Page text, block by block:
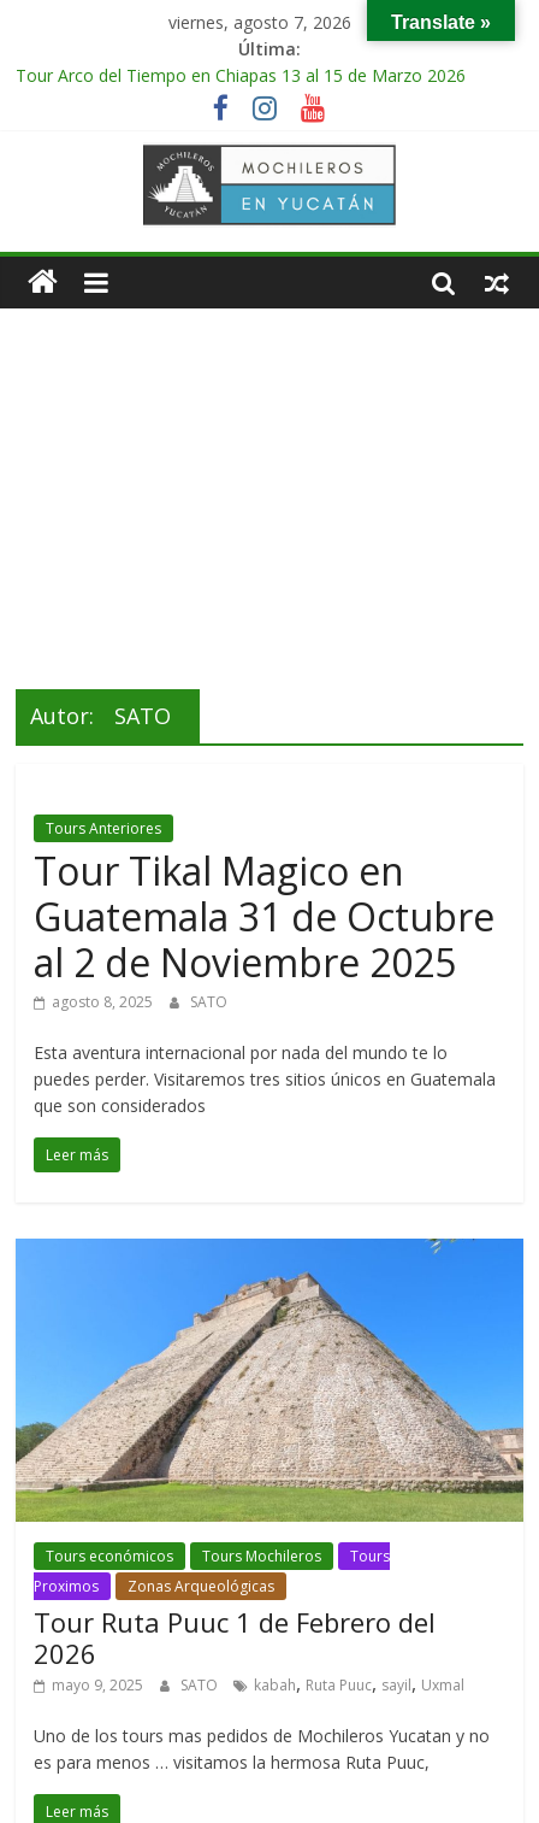
viernes, agosto 7, 2026
Última:
Tour Arco del Tiempo en Chiapas 13 al 15 de Marzo 2026
Tour Tikal Magico en Guatemala 31 de Octubre al 2 de
Tour Ruta Puuc 1 de Febrero del 2026
Excursión Volcán Chichonal en Chiapas 28 y 29 de Marzo 2026
Tour Calakmul Magico 28 de Febrero y 1 de Marzo 2026
Autor: SATO
Tours Anteriores
Tour Tikal Magico en
Guatemala 31 de Octubre
al 2 de Noviembre 2025
agosto 8, 2025 SATO
Esta aventura internacional por nada del mundo te lo
puedes perder. Visitaremos tres sitios únicos en Guatemala
que son considerados
Leer más
Tours económicos Tours Mochileros
Tours
Proximos
Zonas Arqueológicas
Tour Ruta Puuc 1 de Febrero del
2026
mayo 9, 2025 SATO kabah, Ruta Puuc, sayil, Uxmal
Uno de los tours mas pedidos de Mochileros Yucatan y no
es para menos … visitamos la hermosa Ruta Puuc,
Leer más
Translate »